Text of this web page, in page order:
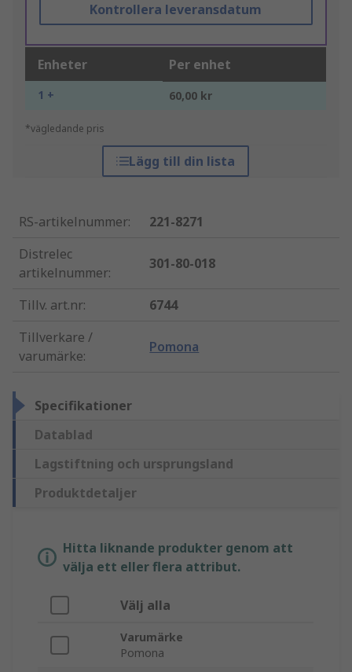
Kontrollera leveransdatum
Enheter Per enhet
1 + 60,00 kr
*vägledande pris
Lägg till din lista
RS-artikelnummer:
221-8271
Distrelec
artikelnummer:
301-80-018
Tillv. art.nr:
6744
Tillverkare /
varumärke:
Pomona
Specifikationer
Datablad
Lagstiftning och ursprungsland
Produktdetaljer
Hitta liknande produkter genom att
välja ett eller flera attribut.
Välj alla
Varumärke
Pomona